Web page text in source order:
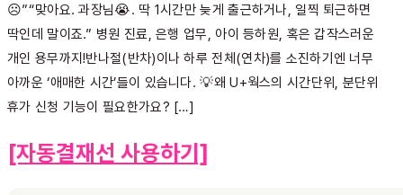
☹️”“맞아요. 과장님😭. 딱 1시간만 늦게 출근하거나, 일찍 퇴근하면
딱인데 말이죠.” 병원 진료, 은행 업무, 아이 등하원, 혹은 갑작스러운
개인 용무까지!반나절(반차)이나 하루 전체(연차)를 소진하기엔 너무
아까운 ‘애매한 시간’들이 있습니다. 💡왜 U+웍스의 시간단위, 분단위
휴가 신청 기능이 필요한가요? […]
[자동결재선 사용하기]